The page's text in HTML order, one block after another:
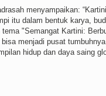
menyampaikan:
itu dalam bentuk karya,
tema "Semangat Kartini:
menjadi pusat
hidup dan daya saing